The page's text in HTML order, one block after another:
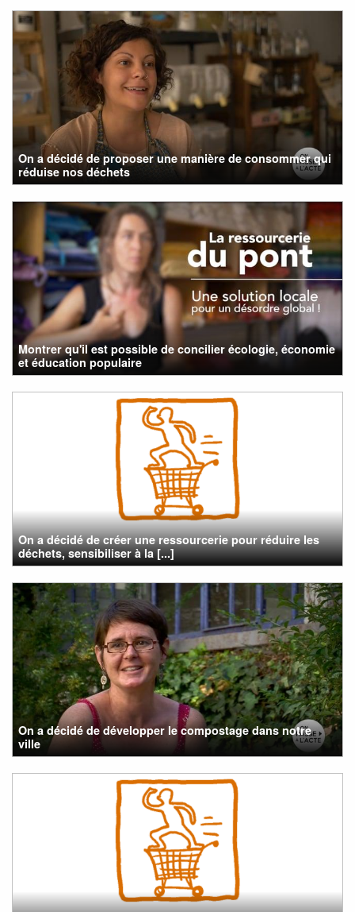
On a décidé de proposer une manière de consommer qui
réduise nos déchets
Montrer qu'il est possible de concilier écologie, économie
et éducation populaire
On a décidé de créer une ressourcerie pour réduire les
déchets, sensibiliser à la [...]
On a décidé de développer le compostage dans notre
ville